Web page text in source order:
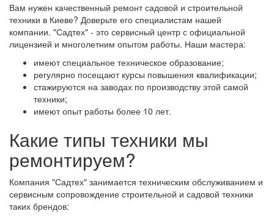
Вам нужен качественный ремонт садовой и строительной
техники в Киеве? Доверьте его специалистам нашей
компании. "Садтех" - это сервисный центр с официальной
лицензией и многолетним опытом работы. Наши мастера:
имеют специальное техническое образование;
регулярно посещают курсы повышения квалификации;
стажируются на заводах по производству этой самой
техники;
имеют опыт работы более 10 лет.
Какие типы техники мы
ремонтируем?
Компания "Садтех" занимается техническим обслуживанием и
сервисным сопровождение строительной и садовой техники
таких брендов: